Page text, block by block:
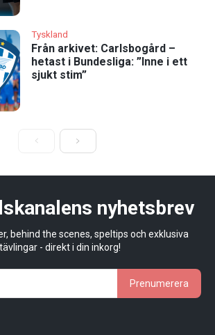
Tyskland
Från arkivet: Carlsbogård –
hetast i Bundesliga: ”Inne i ett
sjukt stim”
nyhetsbrev
behind the scenes, speltips och exklusiva
tävlingar - direkt i din inkorg!
Prenumerera